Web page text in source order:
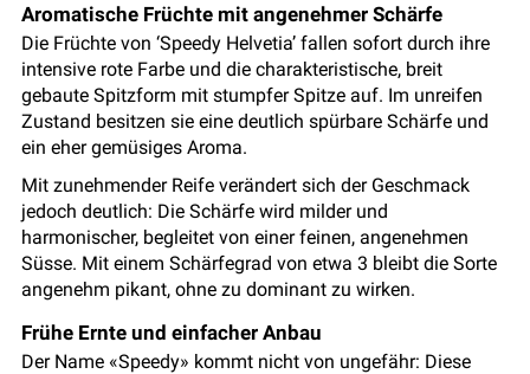
Aromatische Früchte mit angenehmer Schärfe
Die Früchte von ‘Speedy Helvetia’ fallen sofort durch ihre
intensive rote Farbe und die charakteristische, breit
gebaute Spitzform mit stumpfer Spitze auf. Im unreifen
Zustand besitzen sie eine deutlich spürbare Schärfe und
ein eher gemüsiges Aroma.
Mit zunehmender Reife verändert sich der Geschmack
jedoch deutlich: Die Schärfe wird milder und
harmonischer, begleitet von einer feinen, angenehmen
Süsse. Mit einem Schärfegrad von etwa 3 bleibt die Sorte
angenehm pikant, ohne zu dominant zu wirken.
Frühe Ernte und einfacher Anbau
Der Name «Speedy» kommt nicht von ungefähr: Diese